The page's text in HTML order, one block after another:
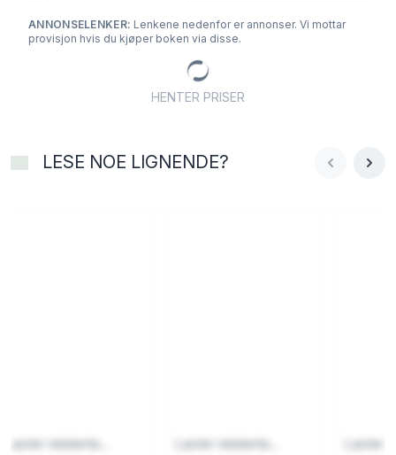
kunnskap og intellektuell kapasitet.
ANNONSELENKER: Lenkene nedenfor er annonser. Vi mottar
provisjon hvis du kjøper boken via disse.
HENTER PRISER
LESE NOE LIGNENDE?
Laster relaterte... Laster relaterte... Laster